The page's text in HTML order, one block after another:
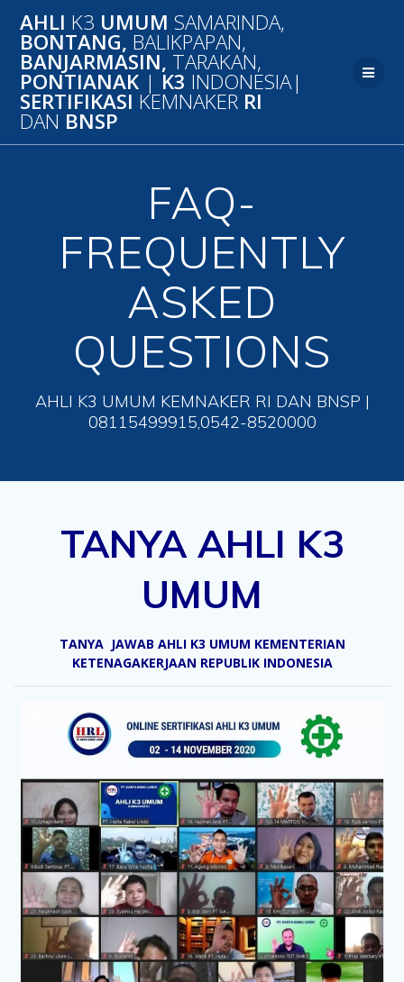
to
content
AHLI K3 UMUM SAMARINDA,
BONTANG, BALIKPAPAN,
BANJARMASIN, TARAKAN,
PONTIANAK | K3 INDONESIA|
SERTIFIKASI KEMNAKER RI
DAN BNSP
FAQ-
FREQUENTLY
ASKED
QUESTIONS
AHLI K3 UMUM KEMNAKER RI DAN BNSP |
08115499915,0542-8520000
TANYA AHLI K3
UMUM
TANYA JAWAB AHLI K3 UMUM KEMENTERIAN
KETENAGAKERJAAN REPUBLIK INDONESIA